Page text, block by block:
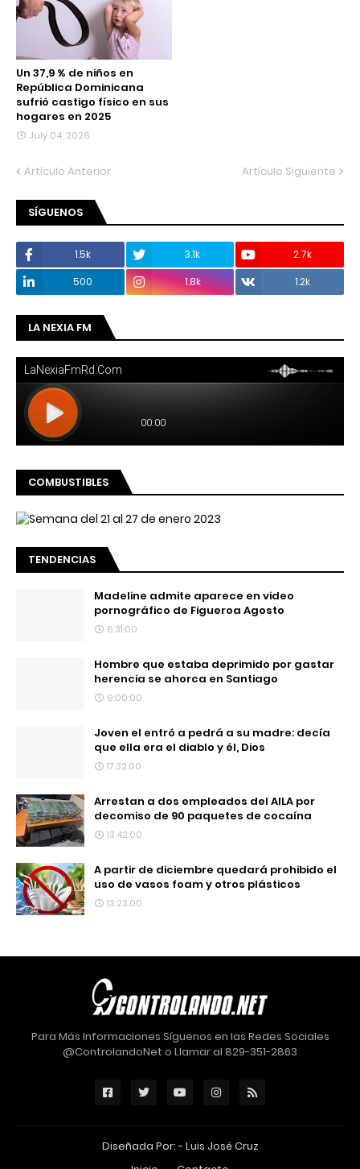
Un 37,9 % de niños en
República Dominicana
sufrió castigo físico en sus
hogares en 2025
July 04, 2026
Artículo Anterior Artículo Siguiente
SÍGUENOS
1.5k 3.1k
2.7k
500
1.8k 1.2k
LA NEXIA FM
COMBUSTIBLES
TENDENCIAS
Madeline admite aparece en video
pornográfico de Figueroa Agosto
6:31:00
Hombre que estaba deprimido por gastar
herencia se ahorca en Santiago
9:00:00
Joven el entró a pedrá a su madre: decía
que ella era el diablo y él, Dios
17:32:00
Arrestan a dos empleados del AILA por
decomiso de 90 paquetes de cocaína
13:42:00
A partir de diciembre quedará prohibido el
uso de vasos foam y otros plásticos
13:23:00
Para Más Informaciones Síguenos en las Redes Sociales
@ControlandoNet o Llamar al 829-351-2863
Diseñada Por: - Luis José Cruz